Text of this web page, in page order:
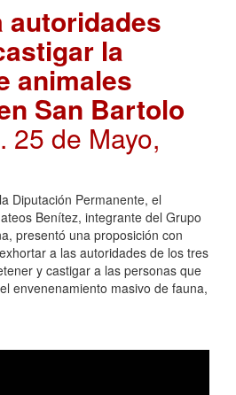
autoridades
la
animales
San Bartolo
. 25 de Mayo,
Diputación Permanente, el
Benítez, integrante del Grupo
presentó una proposición con
a las autoridades de los tres
y castigar a las personas que
envenenamiento masivo de fauna,